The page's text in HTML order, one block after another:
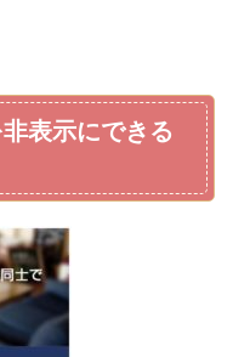
表示にできる